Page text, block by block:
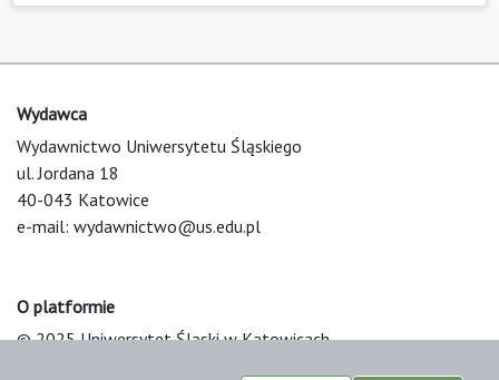
Wydawca
Wydawnictwo Uniwersytetu Śląskiego
ul. Jordana 18
40-043 Katowice
e-mail: wydawnictwo@us.edu.pl
O platformie
© 2025 Uniwersytet Śląski w Katowicach